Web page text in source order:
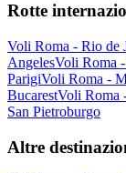
Rotte
Voli Roma - Rio de
AngelesVoli Roma
ParigiVoli Roma -
BucarestVoli Roma
San Pietroburgo
Altre